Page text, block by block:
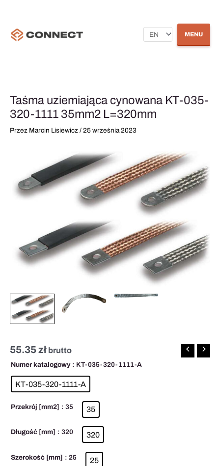
język
MENU
Taśma uziemiająca cynowana KT-035-
320-1111 35mm2 L=320mm
Przez Marcin Lisiewicz / 25 września 2023
55.35zł brutto
Numer katalogowy : KT-035-320-1111-A
KT-035-320-1111-A
Przekrój [mm2] : 35 35
Długość [mm] : 320 320
Szerokość [mm] : 25 25
uziemiająca
cynowana
KT-
L=320mm